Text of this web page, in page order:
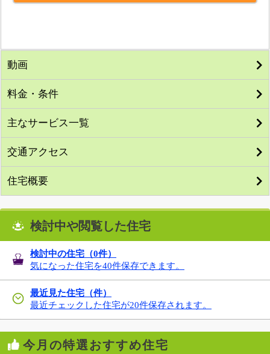
動画
料金・条件
主なサービス一覧
交通アクセス
住宅概要
検討中や閲覧した住宅
検討中の住宅（0件）
気になった住宅を40件保存できます。
最近見た住宅（件）
最近チェックした住宅が20件保存されます。
今月の特選おすすめ住宅